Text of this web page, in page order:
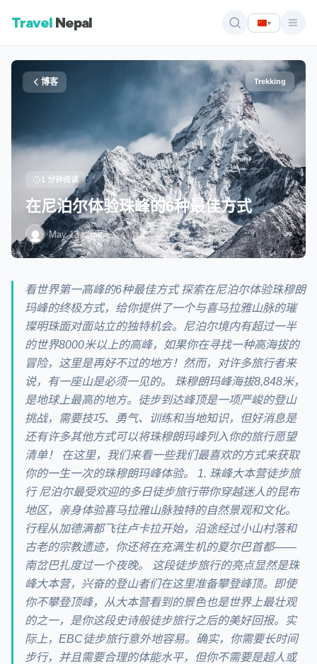
Travel Nepal ▾
博客 Trekking
1 分钟阅读
在尼泊尔体验珠峰的6种最佳方式
·May 13, 2026
看世界第一高峰的6种最佳方式 探索在尼泊尔体验珠穆朗
玛峰的终极方式，给你提供了一个与喜马拉雅山脉的璀
璨明珠面对面站立的独特机会。尼泊尔境内有超过一半
的世界8000米以上的高峰，如果你在寻找一种高海拔的
冒险，这里是再好不过的地方！然而，对许多旅行者来
说，有一座山是必须一见的。 珠穆朗玛峰海拔8,848米，
是地球上最高的地方。徒步到达峰顶是一项严峻的登山
挑战，需要技巧、勇气、训练和当地知识，但好消息是
还有许多其他方式可以将珠穆朗玛峰列入你的旅行愿望
清单！ 在这里，我们来看一些我们最喜欢的方式来获取
你的一生一次的珠穆朗玛峰体验。 1. 珠峰大本营徒步旅
行 尼泊尔最受欢迎的多日徒步旅行带你穿越迷人的昆布
地区，亲身体验喜马拉雅山脉独特的自然景观和文化。
行程从加德满都飞往卢卡拉开始，沿途经过小山村落和
古老的宗教遗迹，你还将在充满生机的夏尔巴首都——
南岔巴扎度过一个夜晚。 这段徒步旅行的亮点显然是珠
峰大本营，兴奋的登山者们在这里准备攀登峰顶。即使
你不攀登顶峰，从大本营看到的景色也是世界上最壮观
的之一，是你这段史诗般徒步旅行之后的美好回报。实
际上，EBC徒步旅行意外地容易。确实，你需要长时间
步行，并且需要合理的体能水平，但你不需要是超人或